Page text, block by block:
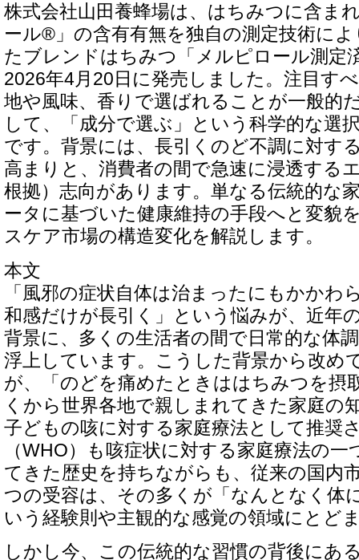
株式会社山田養蜂場は、はちみつに含ま
ール®」の含有有無を独自の測定技術に
たブレンドはちみつ「メルピロール測定
2026年4月20日に発売しました。注目す
地や風味、香りで選ばれることが一般的
して、「成分で選ぶ」という科学的な選
です。背景には、長引くのど不調に対す
高まりと、消費者の間で急速に浸透する
根拠）志向があります。単なる伝統的な
ータに基づいた健康維持の手段へと変貌
スケア市場の構造変化を解説します。
本文
「風邪の症状自体は治まったにもかかわ
和感だけが長引く」という悩みが、近年
背景に、多くの生活者の間で日常的な体
浮上しています。こうした背景から改め
が、「のどを痛めたときははちみつを摂
くから世界各地で親しまれてきた家庭の
子どもの咳に対する家庭療法として推奨
（WHO）も咳症状に対する家庭療法の
てきた歴史を持ちながらも、従来の国内
つの受容は、その多くが「なんとなく体
いう経験則や主観的な感覚の領域にとど
しかし今、この伝統的な習慣の背後にあ